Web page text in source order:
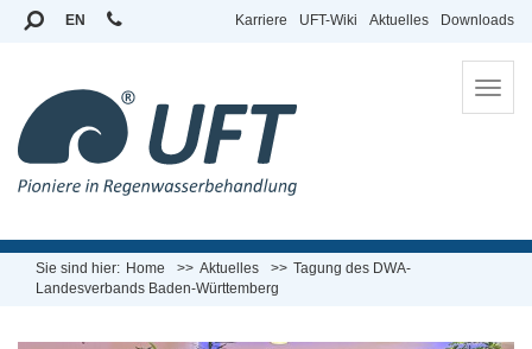
Karriere UFT-Wiki Aktuelles Downloads
EN
Sie sind hier: Home Aktuelles
Tagung des DWA-
Landesverbands Baden-Württemberg